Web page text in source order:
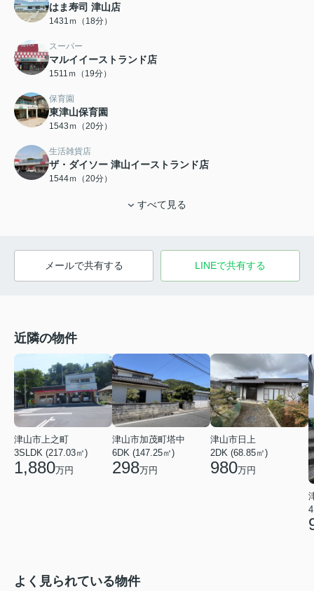
はま寿司 津山店
1431ｍ（18分）
スーパー
マルイイーストランド店
1511ｍ（19分）
保育園
東津山保育園
1543ｍ（20分）
生活雑貨店
ザ・ダイソー 津山イーストランド店
1544ｍ（20分）
すべて見る
メールで共有する LINEで共有する
近隣の物件
津山市上之町
3SLDK (217.03㎡)
1,880万円
津山市加茂町塔中
6DK (147.25㎡)
298万円
津山市日上
2DK (68.85㎡)
980万円
よく見られている物件